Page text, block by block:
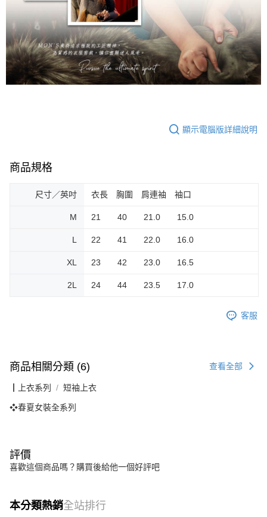
顯示電腦版詳細說明
商品規格
尺寸／英吋 衣長 胸圍 肩連袖 袖口
M 21 40 21.0 15.0
L 22 41 22.0 16.0
XL 23 42 23.0 16.5
2L 24 44 23.5 17.0
客服
商品相關分類 (6) 查看全部
┃上衣系列 短袖上衣
❖春夏女裝全系列
評價
喜歡這個商品嗎？購買後給他一個好評吧
本分類熱銷全站排行